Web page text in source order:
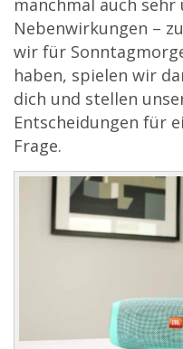
manchmal auch
Nebenwirkungen –
wir für
haben, spielen wir
dich und stellen
Entscheidungen für
Frage.